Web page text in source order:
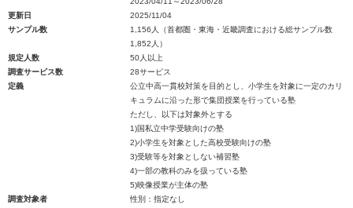
更新日
2025/11/04
サンプル数
1,156人（首都圏・東海・近畿調査における総サンプル数
1,852人）
規定人数
50人以上
調査サービス数
28サービス
定義
公立中高一貫校対策を目的とし、小学生を対象に一定のカリ
キュラムに沿った形で集団授業を行っている塾
ただし、以下は対象外とする
1)国私立中学受験向けの塾
2)小学生を対象とした高校受験向けの塾
3)受験等を対象としない補習塾
4)一部の教科のみを扱っている塾
5)映像授業が主体の塾
調査対象者
性別：指定なし